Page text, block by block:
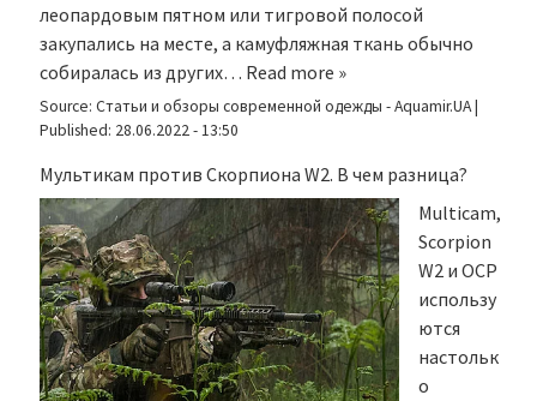
леопардовым пятном или тигровой полосой
закупались на месте, а камуфляжная ткань обычно
собиралась из других… Read more »
Source: Статьи и обзоры современной одежды - Aquamir.UA|
Published: 28.06.2022 - 13:50
Мультикам против Скорпиона W2. В чем разница?
Multicam,
Scorpion
W2 и OCP
использу
ются
настольк
о